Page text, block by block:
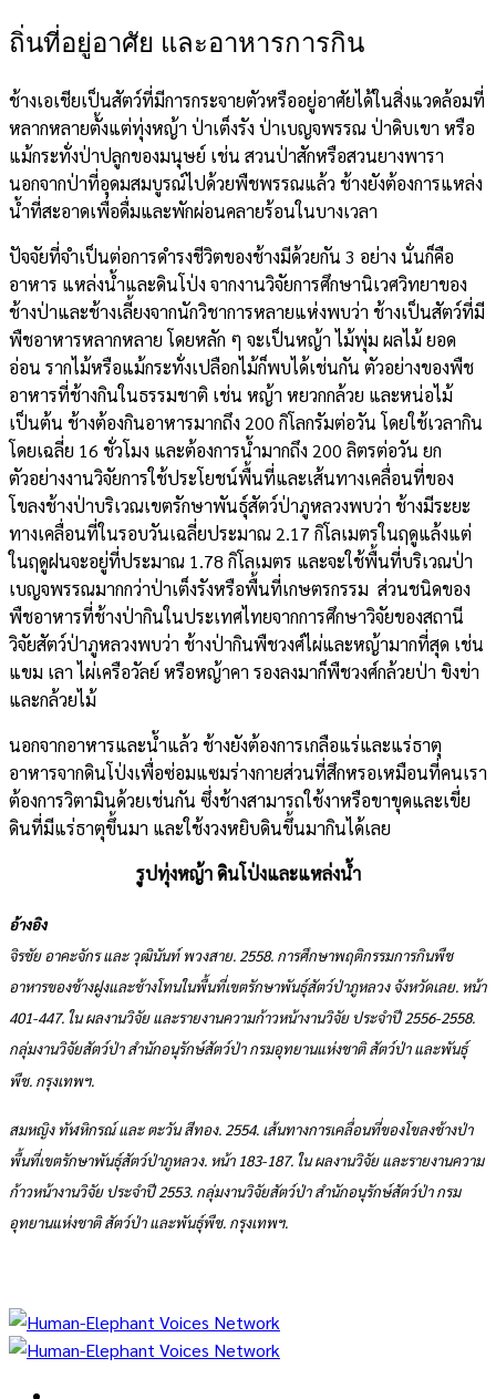
ถิ่นที่อยู่อาศัย และอาหารการกิน
ช้างเอเชียเป็นสัตว์ที่มีการกระจายตัวหรืออยู่อาศัยได้ในสิ่งแวดล้อมที่
หลากหลายตั้งแต่ทุ่งหญ้า ป่าเต็งรัง ป่าเบญจพรรณ ป่าดิบเขา หรือ
แม้กระทั่งป่าปลูกของมนุษย์ เช่น สวนป่าสักหรือสวนยางพารา
นอกจากป่าที่อุดมสมบูรณ์ไปด้วยพืชพรรณแล้ว ช้างยังต้องการแหล่ง
น้ำที่สะอาดเพื่อดื่มและพักผ่อนคลายร้อนในบางเวลา
ปัจจัยที่จำเป็นต่อการดำรงชีวิตของช้างมีด้วยกัน 3 อย่าง นั่นก็คือ
อาหาร แหล่งน้ำและดินโป่ง จากงานวิจัยการศึกษานิเวศวิทยาของ
ช้างป่าและช้างเลี้ยงจากนักวิชาการหลายแห่งพบว่า ช้างเป็นสัตว์ที่มี
พืชอาหารหลากหลาย โดยหลัก ๆ จะเป็นหญ้า ไม้พุ่ม ผลไม้ ยอด
อ่อน รากไม้หรือแม้กระทั่งเปลือกไม้ก็พบได้เช่นกัน ตัวอย่างของพืช
อาหารที่ช้างกินในธรรมชาติ เช่น หญ้า หยวกกล้วย และหน่อไม้
เป็นต้น ช้างต้องกินอาหารมากถึง 200 กิโลกรัมต่อวัน โดยใช้เวลากิน
โดยเฉลี่ย 16 ชั่วโมง และต้องการน้ำมากถึง 200 ลิตรต่อวัน ยก
ตัวอย่างงานวิจัยการใช้ประโยชน์พื้นที่และเส้นทางเคลื่อนที่ของ
โขลงช้างป่าบริเวณเขตรักษาพันธุ์สัตว์ป่าภูหลวงพบว่า ช้างมีระยะ
ทางเคลื่อนที่ในรอบวันเฉลี่ยประมาณ 2.17 กิโลเมตรในฤดูแล้งแต่
ในฤดูฝนจะอยู่ที่ประมาณ 1.78 กิโลเมตร และจะใช้พื้นที่บริเวณป่า
เบญจพรรณมากกว่าป่าเต็งรังหรือพื้นที่เกษตรกรรม ส่วนชนิดของ
พืชอาหารที่ช้างป่ากินในประเทศไทยจากการศึกษาวิจัยของสถานี
วิจัยสัตว์ป่าภูหลวงพบว่า ช้างป่ากินพืชวงศ์ไผ่และหญ้ามากที่สุด เช่น
แขม เลา ไผ่เครือวัลย์ หรือหญ้าคา รองลงมาก็พืชวงศ์กล้วยป่า ขิงข่า
และกล้วยไม้
นอกจากอาหารและน้ำแล้ว ช้างยังต้องการเกลือแร่และแร่ธาตุ
อาหารจากดินโป่งเพื่อซ่อมแซมร่างกายส่วนที่สึกหรอเหมือนที่คนเรา
ต้องการวิตามินด้วยเช่นกัน ซึ่งช้างสามารถใช้งาหรือขาขุดและเขี่ย
ดินที่มีแร่ธาตุขึ้นมา และใช้งวงหยิบดินขึ้นมากินได้เลย
รูปทุ่งหญ้า ดินโป่งและแหล่งน้ำ
อ้างอิง
จิรชัย อาคะจักร และ วุฒินันท์ พวงสาย. 2558. การศึกษาพฤติกรรมการกินพืช
อาหารของช้างฝูงและช้างโทนในพื้นที่เขตรักษาพันธุ์สัตว์ป่าภูหลวง จังหวัดเลย. หน้า
401-447. ใน ผลงานวิจัย และรายงานความก้าวหน้างานวิจัย ประจำปี 2556-2558.
กลุ่มงานวิจัยสัตว์ป่า สำนักอนุรักษ์สัตว์ป่า กรมอุทยานแห่งชาติ สัตว์ป่า และพันธุ์
พืช. กรุงเทพฯ.
สมหญิง ทัฬหิกรณ์ และ ตะวัน สีทอง. 2554. เส้นทางการเคลื่อนที่ของโขลงช้างป่า
พื้นที่เขตรักษาพันธุ์สัตว์ป่าภูหลวง. หน้า 183-187. ใน ผลงานวิจัย และรายงานความ
ก้าวหน้างานวิจัย ประจำปี 2553. กลุ่มงานวิจัยสัตว์ป่า สำนักอนุรักษ์สัตว์ป่า กรม
อุทยานแห่งชาติ สัตว์ป่า และพันธุ์พืช. กรุงเทพฯ.